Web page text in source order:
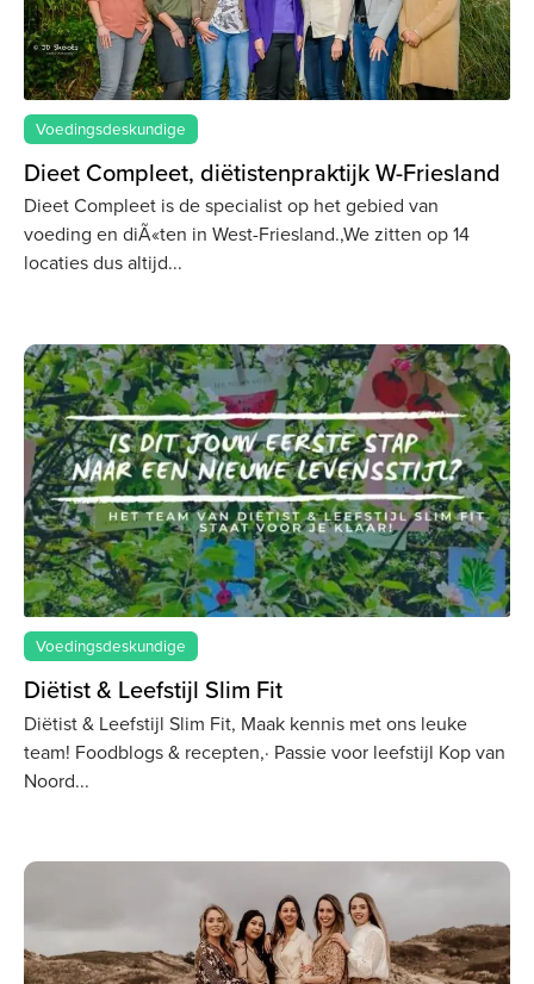
Voedingsdeskundige
Dieet Compleet, diëtistenpraktijk W-Friesland
Dieet Compleet is de specialist op het gebied van
voeding en diÃ«ten in West-Friesland.,We zitten op 14
locaties dus altijd
Voedingsdeskundige
Diëtist & Leefstijl Slim Fit
Diëtist & Leefstijl Slim Fit, Maak kennis met ons leuke
team! Foodblogs & recepten,· Passie voor leefstijl Kop van
Noord